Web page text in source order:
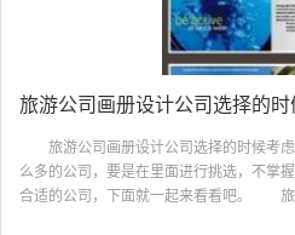
旅游公司画册设计公司选择的时候考虑
么多的公司，要是在里面进行挑选，不掌
合适的公司，下面就一起来看看吧。